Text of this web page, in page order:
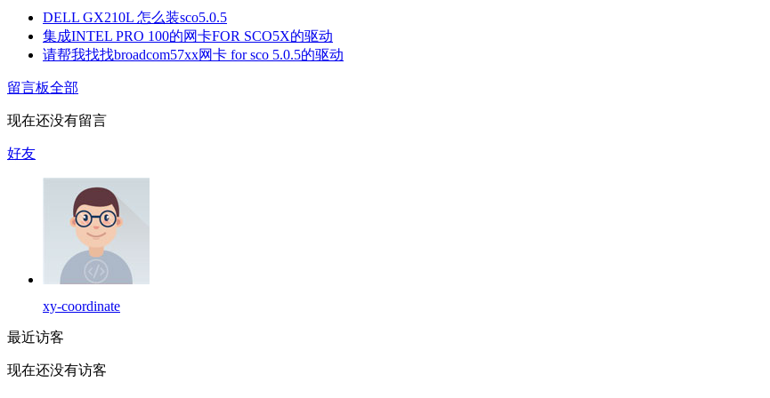
DELL GX210L 怎么装sco5.0.5
集成INTEL PRO 100的网卡FOR SCO5X的驱动
请帮我找找broadcom57xx网卡 for sco 5.0.5的驱动
留言板全部
现在还没有留言
好友
xy-coordinate
最近访客
现在还没有访客